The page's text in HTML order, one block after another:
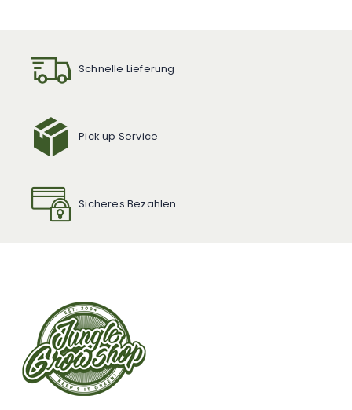
Schnelle Lieferung
Pick up Service
Sicheres Bezahlen